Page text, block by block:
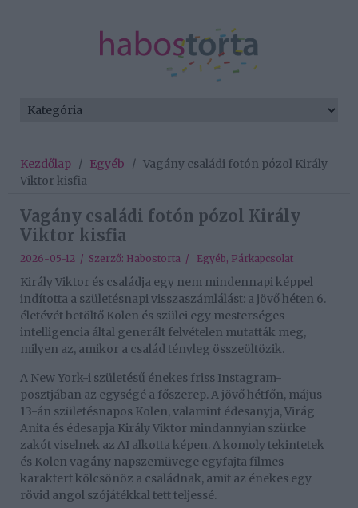
Kezdőlap / Egyéb / Vagány családi fotón pózol Király
Viktor kisfia
Vagány családi fotón pózol Király
Viktor kisfia
2026-05-12 / Szerző: Habostorta / Egyéb, Párkapcsolat
Király Viktor és családja egy nem mindennapi képpel
indította a születésnapi visszaszámlálást: a jövő héten 6.
életévét betöltő Kolen és szülei egy mesterséges
intelligencia által generált felvételen mutatták meg,
milyen az, amikor a család tényleg összeöltözik.
A New York-i születésű énekes friss Instagram-
posztjában az egységé a főszerep. A jövő hétfőn, május
13-án születésnapos Kolen, valamint édesanyja, Virág
Anita és édesapja Király Viktor mindannyian szürke
zakót viselnek az AI alkotta képen. A komoly tekintetek
és Kolen vagány napszemüvege egyfajta filmes
karaktert kölcsönöz a családnak, amit az énekes egy
rövid angol szójátékkal tett teljessé.